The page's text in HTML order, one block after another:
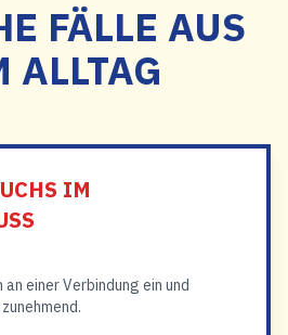
FÄLLE AUS
ALLTAG
IM
einer Verbindung ein und